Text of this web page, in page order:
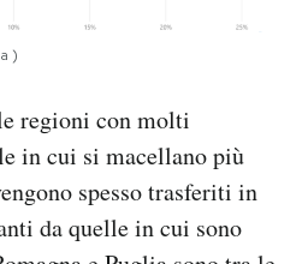
)
regioni con molti
in cui si macellano più
spesso trasferiti in
da quelle in cui sono